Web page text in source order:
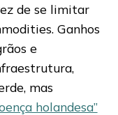
de se limitar
Ganhos
e
mas
holandesa”